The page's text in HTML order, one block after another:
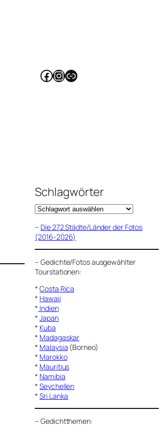
Facebook
Instagram
Link
Schlagwörter
– Die 272 Städte/Länder der Fotos
(2016-2026)
–Gedichte/Fotos ausgewählter
Tourstationen:
*Costa Rica
* Hawaii
* Indien
*Japan
* Kuba
* Madagaskar
* Malaysia (Borneo)
* Marokko
* Mauritius
* Namibia
*Seychellen
*Sri Lanka
–Gedichtthemen: